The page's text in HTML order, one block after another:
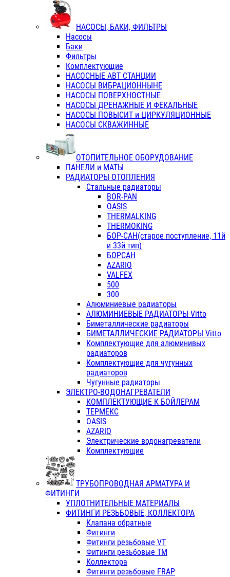
НАСОСЫ, БАКИ, ФИЛЬТРЫ
Насосы
Баки
Фильтры
Комплектующие
НАСОСНЫЕ АВТ СТАНЦИИ
НАСОСЫ ВИБРАЦИОННЫНЕ
НАСОСЫ ПОВЕРХНОСТНЫЕ
НАСОСЫ ДРЕНАЖНЫЕ И ФЕКАЛЬНЫЕ
НАСОСЫ ПОВЫСИТ и ЦИРКУЛЯЦИОННЫЕ
НАСОСЫ СКВАЖИННЫЕ
ОТОПИТЕЛЬНОЕ ОБОРУДОВАНИЕ
ПАНЕЛИ и МАТЫ
РАДИАТОРЫ ОТОПЛЕНИЯ
Стальные радиаторы
BOR-PAN
OASIS
THERMALKING
THERMOKING
БОР-САН(старое поступление, 11й
и 33й тип)
БОРСАН
AZARIO
VALFEX
500
300
Алюминиевые радиаторы
АЛЮМИНИЕВЫЕ РАДИАТОРЫ Vitto
Биметаллические радиаторы
БИМЕТАЛЛИЧЕСКИЕ РАДИАТОРЫ Vitto
Комплектующие для алюминивых
радиаторов
Комплектующие для чугунных
радиаторов
Чугунные радиаторы
ЭЛЕКТРО-ВОДОНАГРЕВАТЕЛИ
КОМПЛЕКТУЮЩИЕ К БОЙЛЕРАМ
ТЕРМЕКС
OASIS
AZARIO
Электрические водонагреватели
Комплектующие
ТРУБОПРОВОДНАЯ АРМАТУРА И
ФИТИНГИ
УПЛОТНИТЕЛЬНЫЕ МАТЕРИАЛЫ
ФИТИНГИ РЕЗЬБОВЫЕ, КОЛЛЕКТОРА
Клапана обратные
Фитинги
Фитинги резьбовые VT
Фитинги резьбовые ТМ
Коллектора
Фитинги резьбовые FRAP